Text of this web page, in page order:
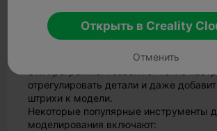
моделирования
Если вы хотите получить больше
программное обеспечение для 3D-
отрегулировать детали и даже
штрихи к модели.
Некоторые популярные инструменты
моделирования включают:
Открыть в Creality
Отменить